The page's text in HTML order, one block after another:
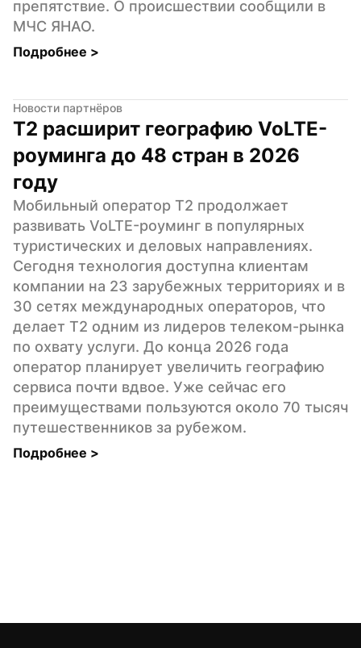
препятствие. О происшествии сообщили в
МЧС ЯНАО.
Подробнее >
Новости партнёров
Т2 расширит географию VoLTE-
роуминга до 48 стран в 2026
году
Мобильный оператор Т2 продолжает
развивать VoLTE-роуминг в популярных
туристических и деловых направлениях.
Сегодня технология доступна клиентам
компании на 23 зарубежных территориях и в
30 сетях международных операторов, что
делает Т2 одним из лидеров телеком-рынка
по охвату услуги. До конца 2026 года
оператор планирует увеличить географию
сервиса почти вдвое. Уже сейчас его
преимуществами пользуются около 70 тысяч
путешественников за рубежом.
Подробнее >